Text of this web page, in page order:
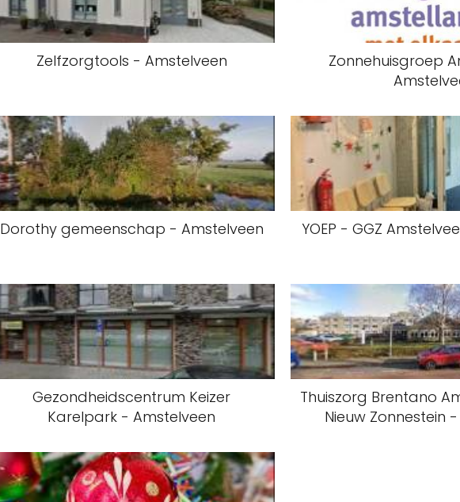
Zelfzorgtools - Amstelveen
Zonnehuisgroep
Dorothy gemeenschap - Amstelveen YOEP - GGZ
Gezondheidscentrum Keizer
Karelpark - Amstelveen
Thuiszorg Brentano
Nieuw Zonnestein